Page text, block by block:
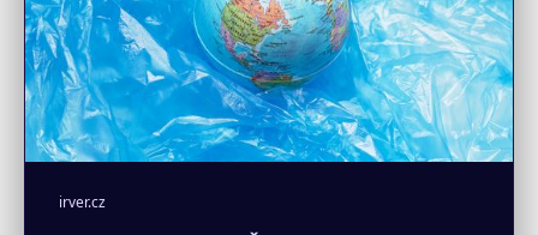
irver.cz